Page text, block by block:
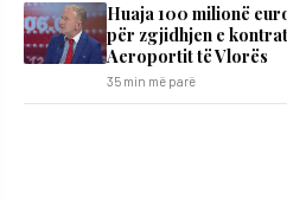
Huaja 100 milionë
për zgjidhjen e
Aeroportit të Vlorës
35 min më parë